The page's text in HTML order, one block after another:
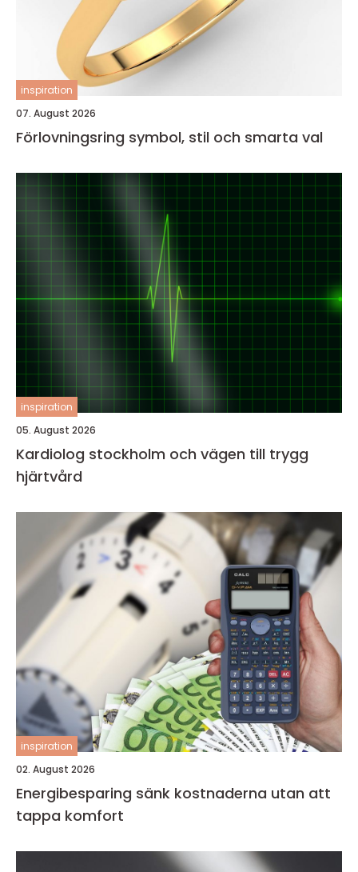
inspiration
07. August 2026
Förlovningsring symbol, stil och smarta val
inspiration
05. August 2026
Kardiolog stockholm och vägen till trygg
hjärtvård
inspiration
02. August 2026
Energibesparing sänk kostnaderna utan att
tappa komfort